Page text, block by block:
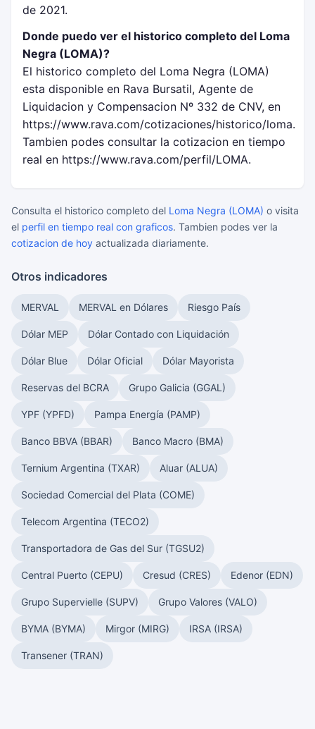
de 2021.
Donde puedo ver el historico completo del Loma
Negra (LOMA)?
El historico completo del Loma Negra (LOMA)
esta disponible en Rava Bursatil, Agente de
Liquidacion y Compensacion Nº 332 de CNV, en
https://www.rava.com/cotizaciones/historico/loma.
Tambien podes consultar la cotizacion en tiempo
real en https://www.rava.com/perfil/LOMA.
Consulta el historico completo del Loma Negra (LOMA) o visita
el perfil en tiempo real con graficos. Tambien podes ver la
cotizacion de hoy actualizada diariamente.
Otros indicadores
MERVAL MERVAL en Dólares Riesgo País
Dólar MEP Dólar Contado con Liquidación
Dólar Blue Dólar Oficial Dólar Mayorista
Reservas del BCRA Grupo Galicia (GGAL)
YPF (YPFD) Pampa Energía (PAMP)
Banco BBVA (BBAR) Banco Macro (BMA)
Ternium Argentina (TXAR) Aluar (ALUA)
Sociedad Comercial del Plata (COME)
Telecom Argentina (TECO2)
Transportadora de Gas del Sur (TGSU2)
Central Puerto (CEPU) Cresud (CRES) Edenor (EDN)
Grupo Supervielle (SUPV) Grupo Valores (VALO)
BYMA (BYMA) Mirgor (MIRG) IRSA (IRSA)
Transener (TRAN)